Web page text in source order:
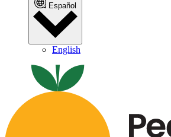
Español
English